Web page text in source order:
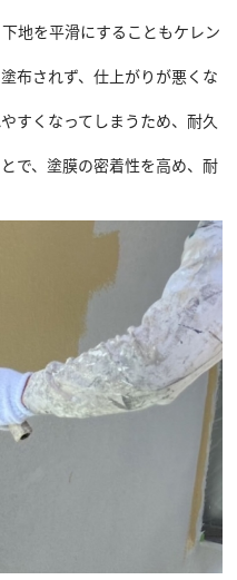
地を平滑にすることもケレン
布されず、仕上がりが悪くな
すくなってしまうため、耐久
で、塗膜の密着性を高め、耐